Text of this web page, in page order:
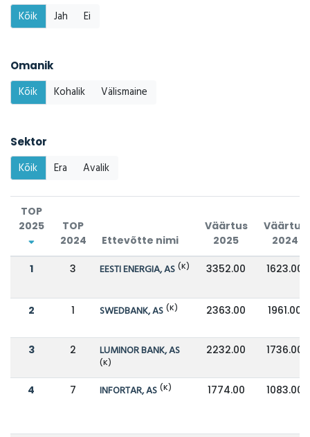
Kõik Jah Ei
Omanik
Kõik Kohalik Välismaine
Sektor
Kõik Era Avalik
TOP
2025
TOP
2024
Ettevõtte nimi
Väärtus
2025
Väärtus
2024
1 3 EESTI ENERGIA, AS (K) 3352.00 1623.00
2 1 SWEDBANK, AS (K) 2363.00 1961.00
3 2 LUMINOR BANK, AS
(K)
2232.00 1736.00
4 7 INFORTAR, AS (K) 1774.00 1083.00